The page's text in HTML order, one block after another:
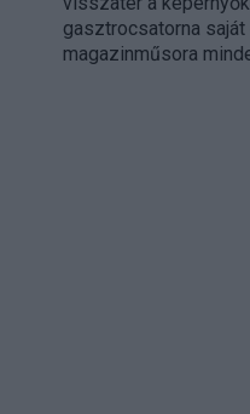
gasztrocsatorna
magazinműsora